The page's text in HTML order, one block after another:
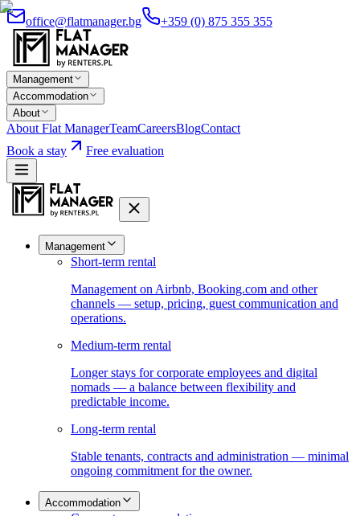
office@flatmanager.bg +359 (0) 875 355 355
Management
Accommodation
About
About Flat ManagerTeamCareersBlogContact
Book a stay
Free evaluation
Management
Short-term rental
Management on Airbnb, Booking.com and other
channels — setup, pricing, guest communication and
operations.
Medium-term rental
Longer stays for corporate employees and digital
nomads — a balance between flexibility and
predictable income.
Long-term rental
Stable tenants, contracts and administration — minimal
ongoing commitment for the owner.
Accommodation